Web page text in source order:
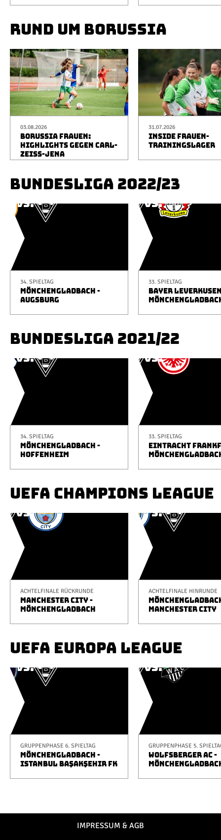
RUND UM BORUSSIA
03.08.2026
BORUSSIA FRAUEN:
HIGHLIGHTS GEGEN CARL-
ZEISS-JENA
31.07.2026
INSIDE FRAUEN-
TRAININGSLAGER
BUNDESLIGA 2022/23
34. SPIELTAG
MÖNCHENGLADBACH -
AUGSBURG
33. SPIELTAG
BAYER
BUNDESLIGA 2021/22
34. SPIELTAG
MÖNCHENGLADBACH -
HOFFENHEIM
33. SPIELTAG
EINTRACHT
UEFA CHAMPIONS LEAGUE
ACHTELFINALE RÜCKRUNDE
MANCHESTER CITY -
MÖNCHENGLADBACH
ACHTELFINALE HINRUNDE
MANCHESTER CITY
UEFA EUROPA LEAGUE
GRUPPENPHASE 6. SPIELTAG
MÖNCHENGLADBACH -
ISTANBUL BAŞAKŞEHIR FK
GRUPPENPHASE 5.
WOLFSBERGER AC -
IMPRESSUM & AGB